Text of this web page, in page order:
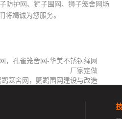
防护网、狮子围网、狮子笼舍网场
将竭诚为您服务。
，孔雀笼舍网-华美不锈钢绳网
厂家定做
笼舍网，鹦鹉围网建设与改造